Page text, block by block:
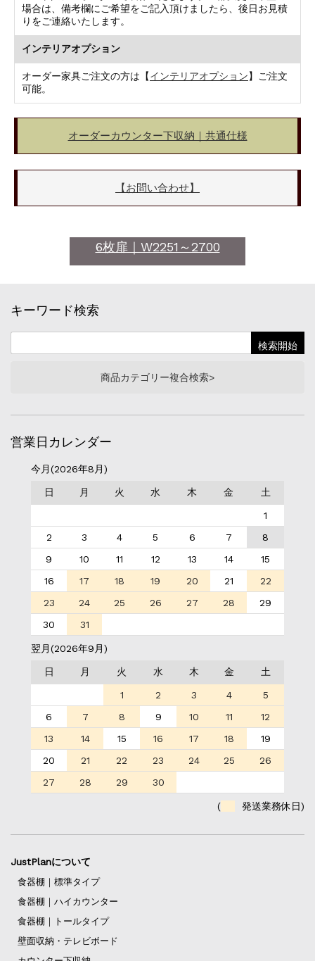
場合は、備考欄にご希望をご記入頂けましたら、後日お見積
りをご連絡いたします。
インテリアオプション
オーダー家具ご注文の方は【インテリアオプション】ご注文
可能。
オーダーカウンター下収納｜共通仕様
【お問い合わせ】
6枚扉｜W2251～2700
キーワード検索
商品カテゴリー複合検索>
営業日カレンダー
今月(2026年8月)
日 月 火 水 木 金 土
1
2
3 4 5 6 7
8
9
10 11 12 13 14
15
16
17 18 19 20 21
22
23
24 25 26 27 28
29
30
31
翌月(2026年9月)
日 月 火 水 木 金 土
1 2 3 4
5
6
7 8 9 10 11
12
13
14 15 16 17 18
19
20
21 22 23 24 25
26
27
28 29 30
( 発送業務休日)
JustPlanについて
食器棚｜標準タイプ
食器棚｜ハイカウンター
食器棚｜トールタイプ
壁面収納・テレビボード